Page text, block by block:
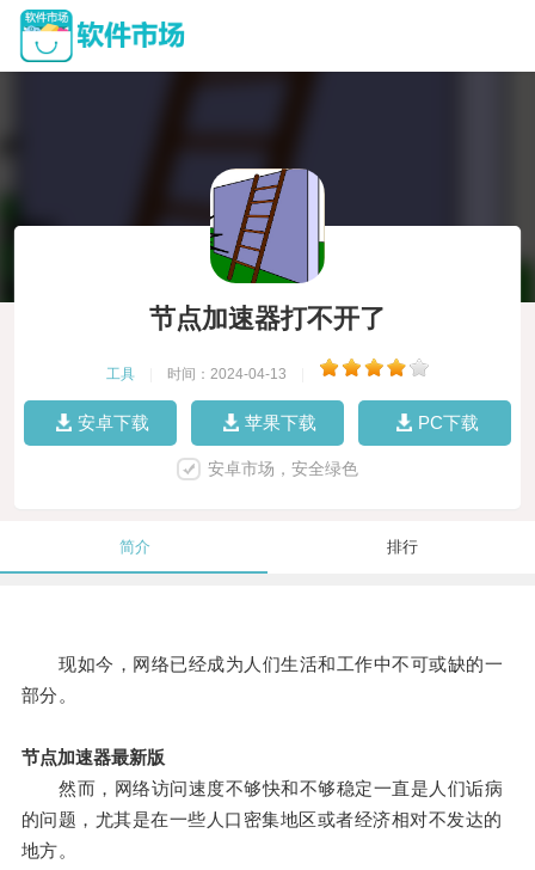
节点加速器打不开了
工具 时间：2024-04-13
安卓下载 苹果下载 PC下载
安卓市场，安全绿色
简介 排行
现如今，网络已经成为人们生活和工作中不可或缺的一
部分。
节点加速器最新版
然而，网络访问速度不够快和不够稳定一直是人们诟病
的问题，尤其是在一些人口密集地区或者经济相对不发达的
地方。